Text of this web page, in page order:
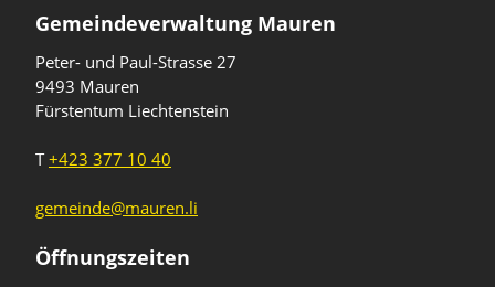
Gemeindeverwaltung Mauren
Peter- und Paul-Strasse 27
9493 Mauren
Fürstentum Liechtenstein
T+423 377 10 40
gemeinde@mauren.li
Öffnungszeiten